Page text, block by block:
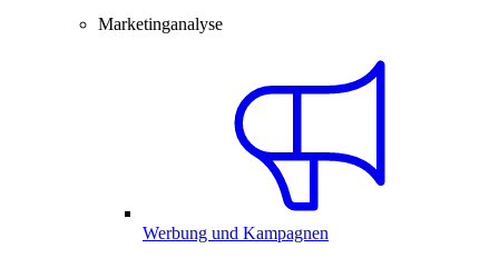
Marketinganalyse
Werbung und Kampagnen